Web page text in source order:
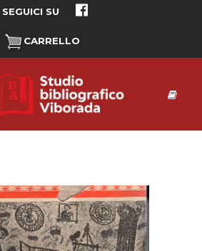
SEGUICI SU
CARRELLO